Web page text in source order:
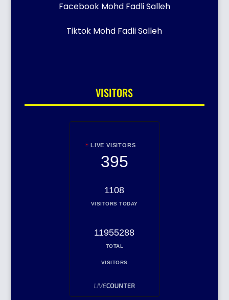
Facebook Mohd Fadli Salleh
Tiktok Mohd Fadli Salleh
VISITORS
LIVE VISITORS
395
1108
VISITORS TODAY
11955288
TOTAL
VISITORS